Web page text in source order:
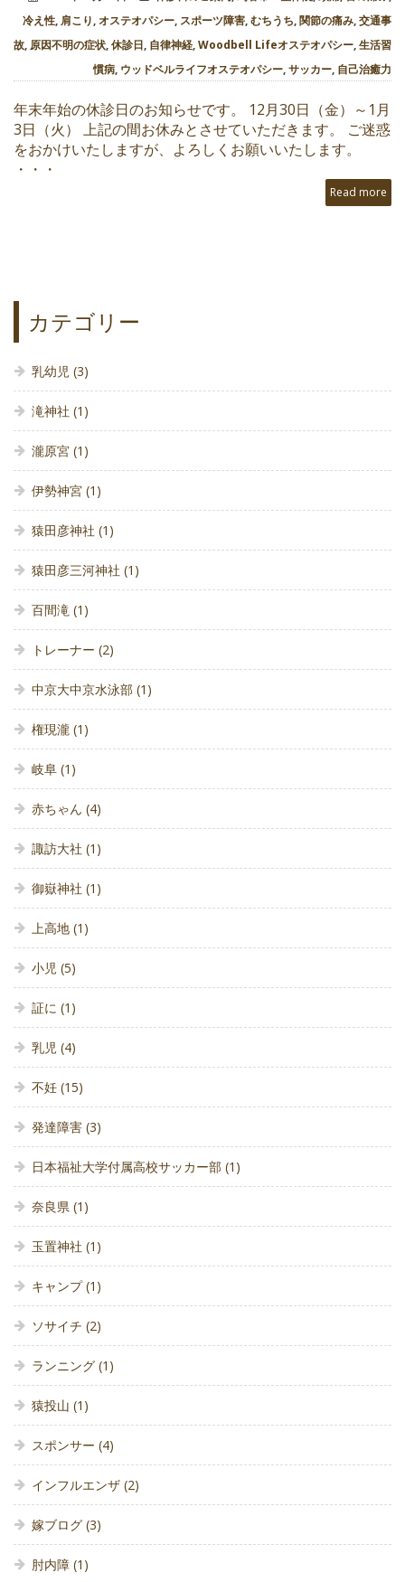
冷え性, 肩こり,オステオパシー, スポーツ障害,むちうち,関節の痛み,交通事
故, 原因不明の症状,休診日, 自律神経,Woodbell Lifeオステオパシー,生活習
慣病, ウッドベルライフオステオパシー,サッカー, 自己治癒力
年末年始の休診日のお知らせです。 12月30日（金）～1月
3日（火） 上記の間お休みとさせていただきます。 ご迷惑
をおかけいたしますが、よろしくお願いいたします。
・・・
Read more
カテゴリー
乳幼児 (3)
滝神社 (1)
瀧原宮 (1)
伊勢神宮 (1)
猿田彦神社 (1)
猿田彦三河神社 (1)
百間滝 (1)
トレーナー (2)
中京大中京水泳部 (1)
権現瀧 (1)
岐阜 (1)
赤ちゃん (4)
諏訪大社 (1)
御嶽神社 (1)
上高地 (1)
小児 (5)
証に (1)
乳児 (4)
不妊 (15)
発達障害 (3)
日本福祉大学付属高校サッカー部 (1)
奈良県 (1)
玉置神社 (1)
キャンプ(1)
ソサイチ (2)
ランニング (1)
猿投山 (1)
スポンサー (4)
インフルエンザ (2)
嫁ブログ (3)
肘内障 (1)